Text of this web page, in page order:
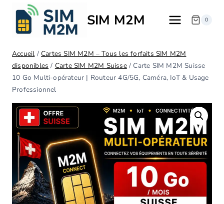
SIM M2M 0
Accueil / Cartes SIM M2M – Tous les forfaits SIM M2M
disponibles / Carte SIM M2M Suisse / Carte SIM M2M Suisse
10 Go Multi-opérateur | Routeur 4G/5G, Caméra, IoT & Usage
Professionnel